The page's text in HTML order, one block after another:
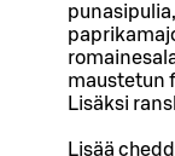
maustetun
Lisäksi
Lisää